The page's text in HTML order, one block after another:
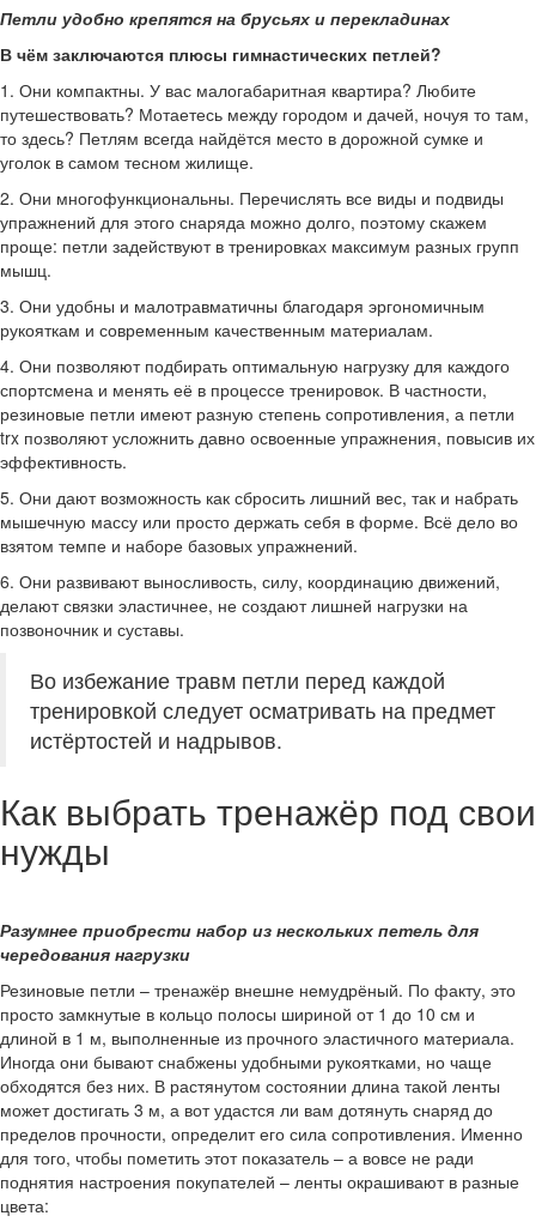
Петли удобно крепятся на брусьях и перекладинах
В чём заключаются плюсы гимнастических петлей?
1. Они компактны. У вас малогабаритная квартира? Любите
путешествовать? Мотаетесь между городом и дачей, ночуя то там,
то здесь? Петлям всегда найдётся место в дорожной сумке и
уголок в самом тесном жилище.
2. Они многофункциональны. Перечислять все виды и подвиды
упражнений для этого снаряда можно долго, поэтому скажем
проще: петли задействуют в тренировках максимум разных групп
мышц.
3. Они удобны и малотравматичны благодаря эргономичным
рукояткам и современным качественным материалам.
4. Они позволяют подбирать оптимальную нагрузку для каждого
спортсмена и менять её в процессе тренировок. В частности,
резиновые петли имеют разную степень сопротивления, а петли
trx позволяют усложнить давно освоенные упражнения, повысив их
эффективность.
5. Они дают возможность как сбросить лишний вес, так и набрать
мышечную массу или просто держать себя в форме. Всё дело во
взятом темпе и наборе базовых упражнений.
6. Они развивают выносливость, силу, координацию движений,
делают связки эластичнее, не создают лишней нагрузки на
позвоночник и суставы.
Во избежание травм петли перед каждой
тренировкой следует осматривать на предмет
истёртостей и надрывов.
Как выбрать тренажёр под свои
нужды
Разумнее приобрести набор из нескольких петель для
чередования нагрузки
Резиновые петли – тренажёр внешне немудрёный. По факту, это
просто замкнутые в кольцо полосы шириной от 1 до 10 см и
длиной в 1 м, выполненные из прочного эластичного материала.
Иногда они бывают снабжены удобными рукоятками, но чаще
обходятся без них. В растянутом состоянии длина такой ленты
может достигать 3 м, а вот удастся ли вам дотянуть снаряд до
пределов прочности, определит его сила сопротивления. Именно
для того, чтобы пометить этот показатель – а вовсе не ради
поднятия настроения покупателей – ленты окрашивают в разные
цвета: